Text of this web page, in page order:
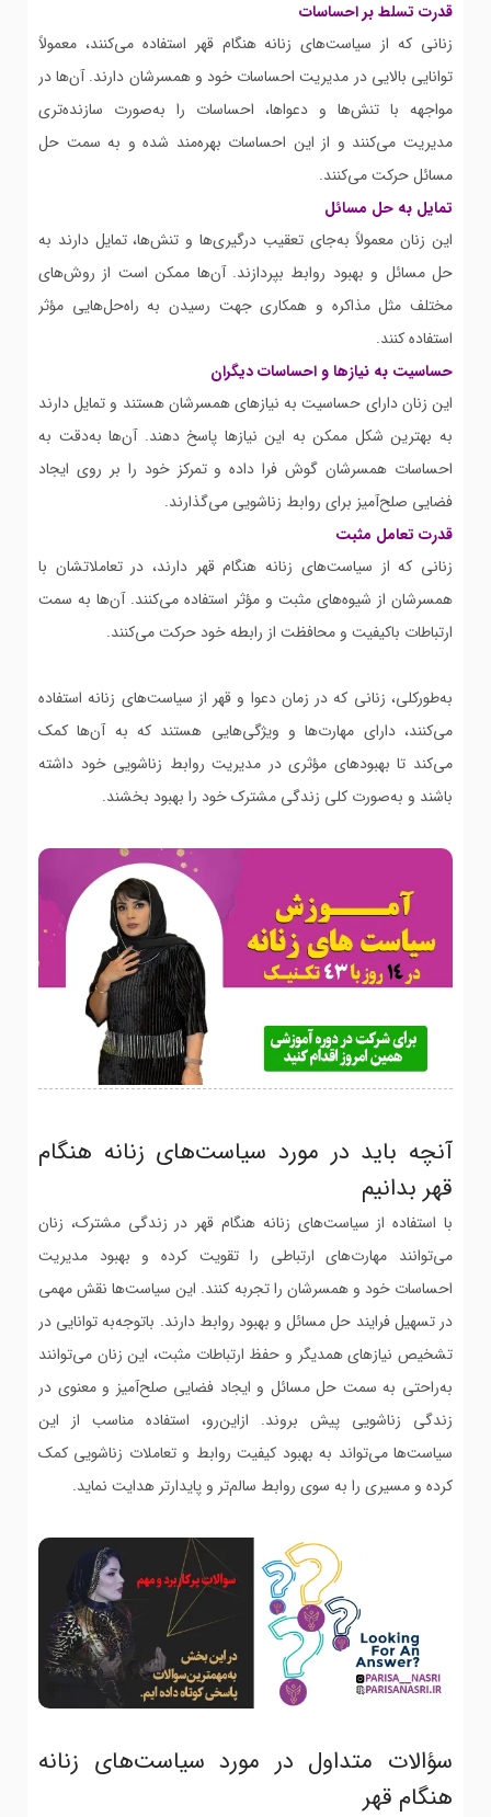
قدرت تسلط بر احساسات
زنانی که از سیاست‌های زنانه هنگام قهر استفاده می‌کنند، معمولاً
توانایی بالایی در مدیریت احساسات خود و همسرشان دارند. آن‌ها در
مواجهه با تنش‌ها و دعواها، احساسات را به‌صورت سازنده‌تری
مدیریت می‌کنند و از این احساسات بهره‌مند شده و به سمت حل
مسائل حرکت می‌کنند.
تمایل به حل مسائل
این زنان معمولاً به‌جای تعقیب درگیری‌ها و تنش‌ها، تمایل دارند به
حل مسائل و بهبود روابط بپردازند. آن‌ها ممکن است از روش‌های
مختلف مثل مذاکره و همکاری جهت رسیدن به راه‌حل‌هایی مؤثر
استفاده کنند.
حساسیت به نیازها و احساسات دیگران
این زنان دارای حساسیت به نیازهای همسرشان هستند و تمایل دارند
به بهترین شکل ممکن به این نیازها پاسخ دهند. آن‌ها به‌دقت به
احساسات همسرشان گوش فرا داده و تمرکز خود را بر روی ایجاد
فضایی صلح‌آمیز برای روابط زناشویی می‌گذارند.
قدرت تعامل مثبت
زنانی که از سیاست‌های زنانه هنگام قهر دارند، در تعاملاتشان با
همسرشان از شیوه‌های مثبت و مؤثر استفاده می‌کنند. آن‌ها به سمت
ارتباطات باکیفیت و محافظت از رابطه خود حرکت می‌کنند.
به‌طورکلی، زنانی که در زمان دعوا و قهر از سیاست‌های زنانه استفاده
می‌کنند، دارای مهارت‌ها و ویژگی‌هایی هستند که به آن‌ها کمک
می‌کند تا بهبودهای مؤثری در مدیریت روابط زناشویی خود داشته
باشند و به‌صورت کلی زندگی مشترک خود را بهبود بخشند.
آنچه باید در مورد سیاست‌های زنانه هنگام
قهر بدانیم
با استفاده از سیاست‌های زنانه هنگام قهر در زندگی مشترک، زنان
می‌توانند مهارت‌های ارتباطی را تقویت کرده و بهبود مدیریت
احساسات خود و همسرشان را تجربه کنند. این سیاست‌ها نقش مهمی
در تسهیل فرایند حل مسائل و بهبود روابط دارند. باتوجه‌به توانایی در
تشخیص نیازهای همدیگر و حفظ ارتباطات مثبت، این زنان می‌توانند
به‌راحتی به سمت حل مسائل و ایجاد فضایی صلح‌آمیز و معنوی در
زندگی زناشویی پیش بروند. ازاین‌رو، استفاده مناسب از این
سیاست‌ها می‌تواند به بهبود کیفیت روابط و تعاملات زناشویی کمک
کرده و مسیری را به سوی روابط سالم‌تر و پایدارتر هدایت نماید.
سؤالات متداول در مورد سیاست‌های زنانه
هنگام قهر